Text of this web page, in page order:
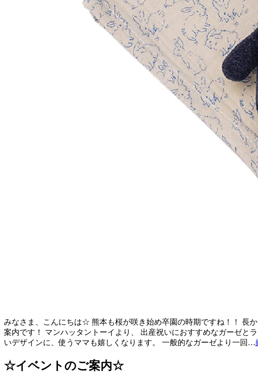
みなさま、こんにちは☆ 熊本も桜が咲き始め卒園の時期ですね！！ 長
案内です！ マンハッタントーイより、 出産祝いにおすすめなガーゼと
いデザインに、使うママも嬉しくなります。 一般的なガーゼより一回…
☆イベントのご案内☆